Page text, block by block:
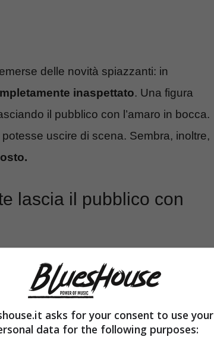
delle novità spiazzanti: in
inaspettato. Una figura
il pubblico con l’amaro in bocca.
uscire di scena. Sembra, inoltre,
lascia il pubblico con
asks for your consent to use your
data for the following purposes: